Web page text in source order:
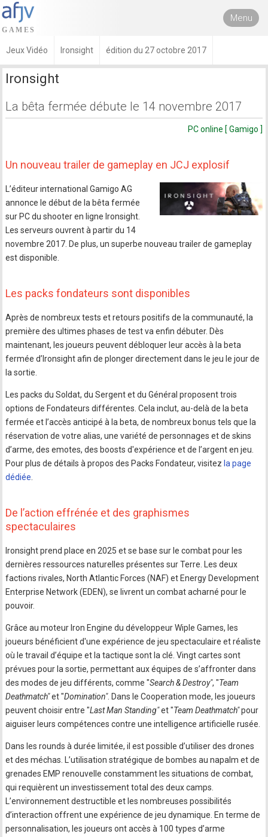
Menu
Jeux Vidéo Ironsight édition du 27 octobre 2017
Ironsight
La bêta fermée débute le 14 novembre 2017
PC online [ Gamigo ]
Un nouveau trailer de gameplay en JCJ explosif
L’éditeur international Gamigo AG
annonce le début de la bêta fermée
sur PC du shooter en ligne Ironsight.
Les serveurs ouvrent à partir du 14
novembre 2017. De plus, un superbe nouveau trailer de gameplay
est disponible.
Les packs fondateurs sont disponibles
Après de nombreux tests et retours positifs de la communauté, la
première des ultimes phases de test va enfin débuter. Dès
maintenant, les joueurs peuvent débloquer leur accès à la beta
fermée d’Ironsight afin de plonger directement dans le jeu le jour de
la sortie.
Les packs du Soldat, du Sergent et du Général proposent trois
options de Fondateurs différentes. Cela inclut, au-delà de la beta
fermée et l’accès anticipé à la beta, de nombreux bonus tels que la
réservation de votre alias, une variété de personnages et de skins
d’arme, des emotes, des boosts d'expérience et de l’argent en jeu.
Pour plus de détails à propos des Packs Fondateur, visitez la page
dédiée
De l’action effrénée et des graphismes
spectaculaires
Ironsight prend place en 2025 et se base sur le combat pour les
dernières ressources naturelles présentes sur Terre. Les deux
factions rivales, North Atlantic Forces (NAF) et Energy Development
Enterprise Network (EDEN), se livrent un combat acharné pour le
pouvoir.
Grâce au moteur Iron Engine du développeur Wiple Games, les
joueurs bénéficient d'une expérience de jeu spectaculaire et réaliste
où le travail d’équipe et la tactique sont la clé. Vingt cartes sont
prévues pour la sortie, permettant aux équipes de s’affronter dans
des modes de jeu différents, comme "Search & Destroy", "Team
Deathmatch"et "Domination". Dans le Cooperation mode, les joueurs
peuvent choisir entre "Last Man Standing"et "Team Deathmatch"pour
aiguiser leurs compétences contre une intelligence artificielle rusée.
Dans les rounds à durée limitée, il est possible d’utiliser des drones
et des méchas. L’utilisation stratégique de bombes au napalm et de
grenades EMP renouvelle constamment les situations de combat,
qui requièrent un investissement total des deux camps.
L’environnement destructible et les nombreuses possibilités
d’interaction offrent une expérience de jeu dynamique. En terme de
personnalisation, les joueurs ont accès à 100 types d’arme